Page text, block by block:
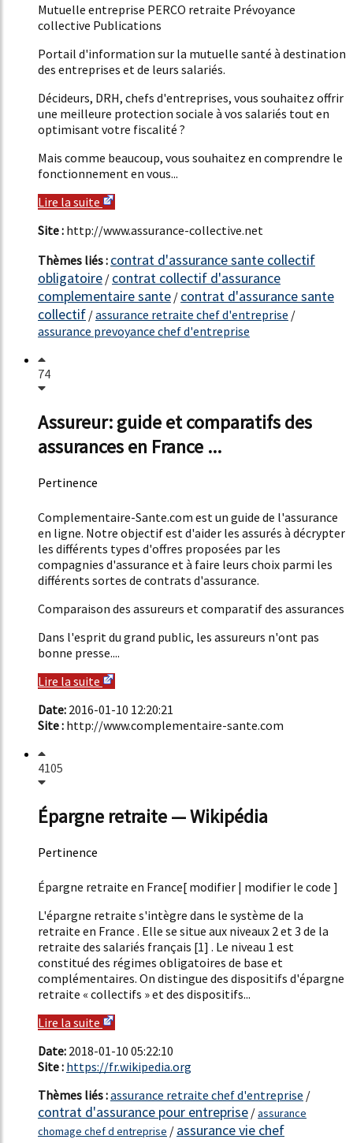
Mutuelle entreprise PERCO retraite Prévoyance
collective Publications
Portail d'information sur la mutuelle santé à destination
des entreprises et de leurs salariés.
Décideurs, DRH, chefs d'entreprises, vous souhaitez offrir
une meilleure protection sociale à vos salariés tout en
optimisant votre fiscalité ?
Mais comme beaucoup, vous souhaitez en comprendre le
fonctionnement en vous...
Lire la suite
Site : http://www.assurance-collective.net
Thèmes liés : contrat d'assurance sante collectif
obligatoire / contrat collectif d'assurance
complementaire sante / contrat d'assurance sante
collectif /assurance retraite chef d'entreprise /
assurance prevoyance chef d'entreprise
74
Assureur: guide et comparatifs des
assurances en France ...
Pertinence
Complementaire-Sante.com est un guide de l'assurance
en ligne. Notre objectif est d'aider les assurés à décrypter
les différents types d'offres proposées par les
compagnies d'assurance et à faire leurs choix parmi les
différents sortes de contrats d'assurance.
Comparaison des assureurs et comparatif des assurances
Dans l'esprit du grand public, les assureurs n'ont pas
bonne presse....
Lire la suite
Date: 2016-01-10 12:20:21
Site : http://www.complementaire-sante.com
4105
Épargne retraite — Wikipédia
Pertinence
Épargne retraite en France[ modifier | modifier le code ]
L'épargne retraite s'intègre dans le système de la
retraite en France . Elle se situe aux niveaux 2 et 3 de la
retraite des salariés français [1] . Le niveau 1 est
constitué des régimes obligatoires de base et
complémentaires. On distingue des dispositifs d'épargne
retraite « collectifs » et des dispositifs...
Lire la suite
Date: 2018-01-10 05:22:10
Site : https://fr.wikipedia.org
Thèmes liés :assurance retraite chef d'entreprise /
contrat d'assurance pour entreprise /assurance
chomage chef d entreprise / assurance vie chef